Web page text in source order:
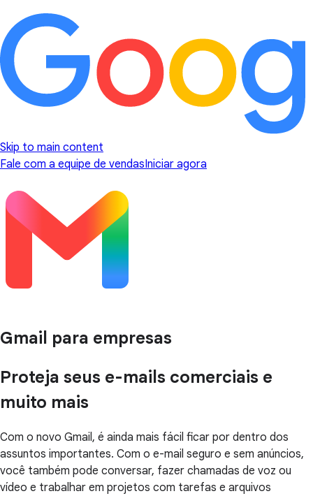
Skip to main content
Fale com a equipe de vendasIniciar agora
Gmail para empresas
Proteja seus e-mails comerciais e
muito mais
Com o novo Gmail, é ainda mais fácil ficar por dentro dos
assuntos importantes. Com o e-mail seguro e sem anúncios,
você também pode conversar, fazer chamadas de voz ou
vídeo e trabalhar em projetos com tarefas e arquivos